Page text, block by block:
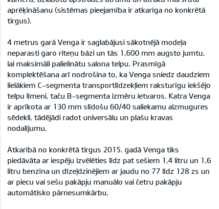
aprēķināšanu (sistēmas pieejamība ir atkarīga no konkrētā
tirgus).
4 metrus garā Venga ir saglabājusi sākotnējā modeļa
neparasti garo riteņu bāzi un tās 1,600 mm augsto jumtu,
lai maksimāli palielinātu salona telpu. Prasmīgā
komplektēšana arī nodrošina to, ka Venga sniedz daudziem
lielākiem C-segmenta transportlīdzekļiem raksturīgu iekšējo
telpu līmeni, taču B-segmenta izmēru ietvaros. Katra Venga
ir aprīkota ar 130 mm slīdošu 60/40 saliekamu aizmugures
sēdekli, tādējādi radot universālu un plašu kravas
nodalījumu.
Atkarībā no konkrētā tirgus 2015. gadā Venga tiks
piedāvāta ar iespēju izvēlēties līdz pat sešiem 1,4 litru un 1,6
litru benzīna un dīzeļdzinējiem ar jaudu no 77 līdz 128 zs un
ar piecu vai sešu pakāpju manuālo vai četru pakāpju
automātisko pārnesumkārbu.